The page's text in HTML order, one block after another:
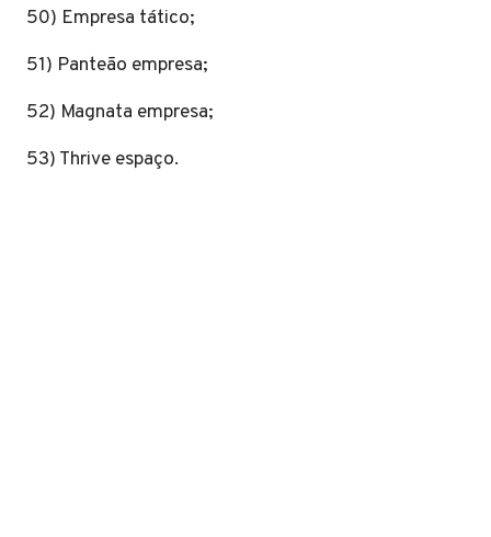
50) Empresa tático;
51) Panteão empresa;
52) Magnata empresa;
53) Thrive espaço.